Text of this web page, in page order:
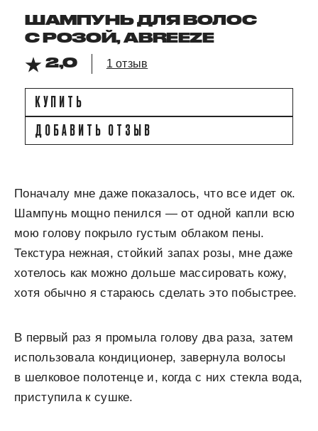
ШАМПУНЬ ДЛЯ ВОЛОС
С РОЗОЙ, ABREEZE
2,0
1 отзыв
КУПИТЬ
ДОБАВИТЬ ОТЗЫВ
Поначалу мне даже показалось, что все идет ок.
Шампунь мощно пенился — от одной капли всю
мою голову покрыло густым облаком пены.
Текстура нежная, стойкий запах розы, мне даже
хотелось как можно дольше массировать кожу,
хотя обычно я стараюсь сделать это побыстрее.
В первый раз я промыла голову два раза, затем
использовала кондиционер, завернула волосы
в шелковое полотенце и, когда с них стекла вода,
приступила к сушке.